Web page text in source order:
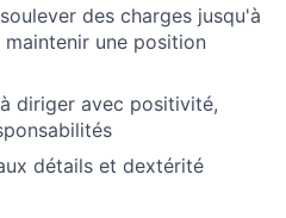
des charges jusqu'à
une position
diriger avec positivité,
détails et dextérité